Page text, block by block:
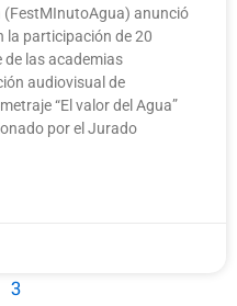
(FestMInutoAgua) anunció
la participación de 20
las academias
audiovisual de
“El valor del Agua”
por el Jurado
3